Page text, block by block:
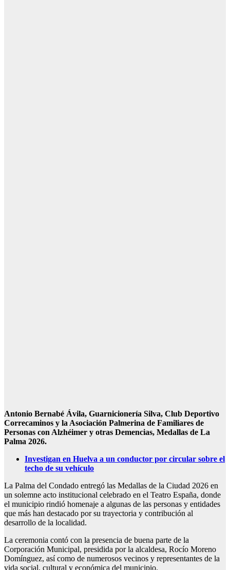
Antonio Bernabé Ávila, Guarnicionería Silva, Club Deportivo
Correcaminos y la Asociación Palmerina de Familiares de
Personas con Alzhéimer y otras Demencias, Medallas de La
Palma 2026.
Investigan en Huelva a un conductor por circular sobre el
techo de su vehículo
La Palma del Condado entregó las Medallas de la Ciudad 2026 en
un solemne acto institucional celebrado en el Teatro España, donde
el municipio rindió homenaje a algunas de las personas y entidades
que más han destacado por su trayectoria y contribución al
desarrollo de la localidad.
La ceremonia contó con la presencia de buena parte de la
Corporación Municipal, presidida por la alcaldesa, Rocío Moreno
Domínguez, así como de numerosos vecinos y representantes de la
vida social, cultural y económica del municipio.